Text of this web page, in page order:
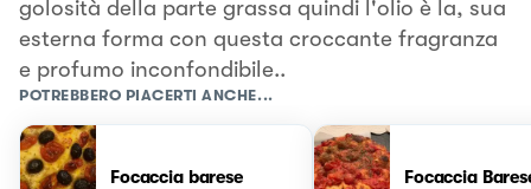
golosità della parte grassa quindi l'olio è la, sua
esterna forma con questa croccante fragranza
e profumo inconfondibile..
POTREBBERO PIACERTI ANCHE...
Focaccia barese Focaccia